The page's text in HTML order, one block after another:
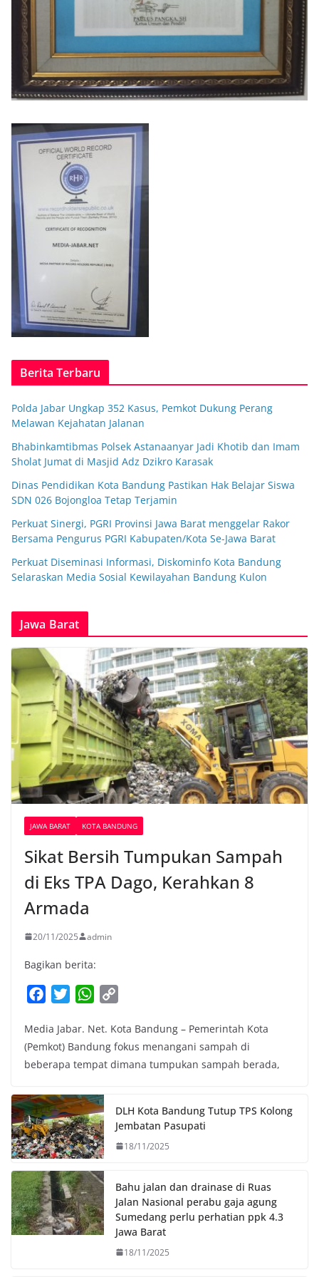
Berita Terbaru
Polda Jabar Ungkap 352 Kasus, Pemkot Dukung Perang
Melawan Kejahatan Jalanan
Bhabinkamtibmas Polsek Astanaanyar Jadi Khotib dan Imam
Sholat Jumat di Masjid Adz Dzikro Karasak
Dinas Pendidikan Kota Bandung Pastikan Hak Belajar Siswa
SDN 026 Bojongloa Tetap Terjamin
Perkuat Sinergi, PGRI Provinsi Jawa Barat menggelar Rakor
Bersama Pengurus PGRI Kabupaten/Kota Se-Jawa Barat
Perkuat Diseminasi Informasi, Diskominfo Kota Bandung
Selaraskan Media Sosial Kewilayahan Bandung Kulon
Jawa Barat
JAWA BARAT KOTA BANDUNG
Sikat Bersih Tumpukan Sampah
di Eks TPA Dago, Kerahkan 8
Armada
20/11/2025 admin
Bagikan berita:
c
e
b
o
k
i
t
t
r
W
a
t
s
p
p
p
y
L
n
k
Media Jabar. Net. Kota Bandung – Pemerintah Kota
(Pemkot) Bandung fokus menangani sampah di
beberapa tempat dimana tumpukan sampah berada,
DLH Kota Bandung Tutup TPS Kolong
Jembatan Pasupati
18/11/2025
Bahu jalan dan drainase di Ruas
Jalan Nasional perabu gaja agung
Sumedang perlu perhatian ppk 4.3
Jawa Barat
18/11/2025